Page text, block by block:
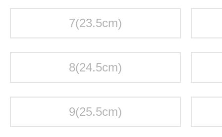
7(23.5cm)
8(24.5cm)
9(25.5cm)